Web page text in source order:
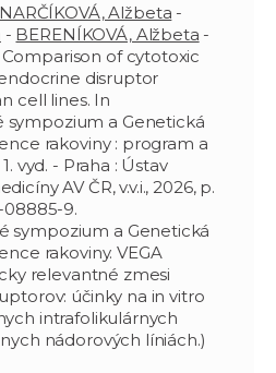
Alžbeta -
- BERENÍKOVÁ, Alžbeta -
Comparison of cytotoxic
disruptor
cell lines. In
a Genetická
rakoviny : program a
vyd. - Praha : Ústav
AV ČR, v.v.i., 2026, p.
08885-9.
sympozium a Genetická
rakoviny. VEGA
relevantné zmesi
účinky na in vitro
intrafolikulárnych
nádorových líniách.)